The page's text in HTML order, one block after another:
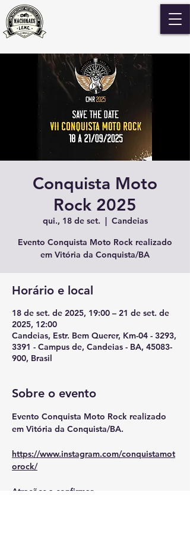
Conquista Moto
Rock 2025
qui., 18 de set.
  |
Candeias
Evento Conquista Moto Rock realizado
em Vitória da Conquista/BA
Horário e local
18 de set. de 2025, 19:00 – 21 de set. de
2025, 12:00
Candeias, Estr. Bem Querer, Km-04 - 3293,
3391 - Campus de, Candeias - BA, 45083-
900, Brasil
Sobre o evento
Evento Conquista Moto Rock realizado
em Vitória da Conquista/BA.
https://www.instagram.com/conquistamot
orock/
Atrações a confirmar.